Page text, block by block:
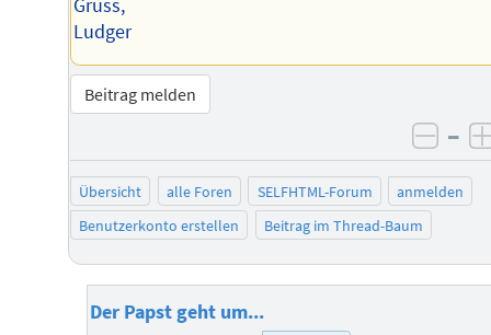
Gruss,
Ludger
Beitrag melden
–
Übersicht alle Foren SELFHTML-Forum
anmelden
Benutzerkonto erstellen
Beitrag im Thread-Baum
Der Papst geht um...